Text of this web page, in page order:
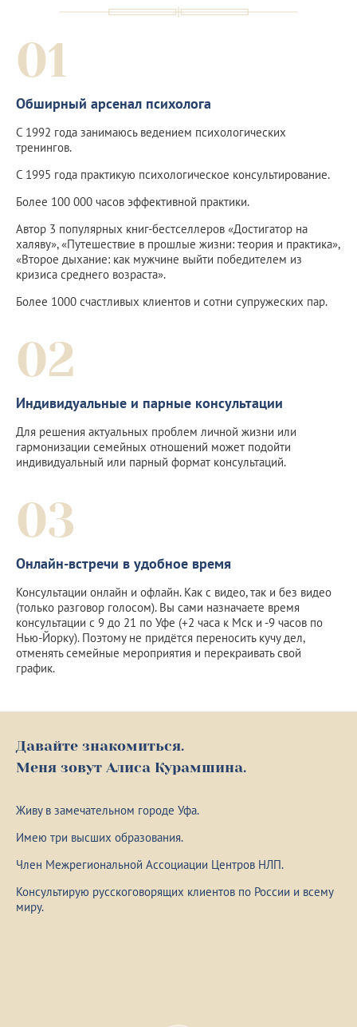
01
Обширный арсенал психолога
С 1992 года занимаюсь ведением психологических
тренингов.
С 1995 года практикую психологическое консультирование.
Более 100 000 часов эффективной практики.
Автор 3 популярных книг-бестселлеров «Достигатор на
халяву», «Путешествие в прошлые жизни: теория и практика»,
«Второе дыхание: как мужчине выйти победителем из
кризиса среднего возраста».
Более 1000 счастливых клиентов и сотни супружеских пар.
02
Индивидуальные и парные консультации
Для решения актуальных проблем личной жизни или
гармонизации семейных отношений может подойти
индивидуальный или парный формат консультаций.
03
Онлайн-встречи в удобное время
Консультации онлайн и офлайн. Как с видео, так и без видео
(только разговор голосом). Вы сами назначаете время
консультации с 9 до 21 по Уфе (+2 часа к Мск и -9 часов по
Нью-Йорку). Поэтому не придётся переносить кучу дел,
отменять семейные мероприятия и перекраивать свой
график.
Давайте знакомиться.
Меня зовут Алиса Курамшина.
Живу в замечательном городе Уфа.
Имею три высших образования.
Член Межрегиональной Ассоциации Центров НЛП.
Консультирую русскоговорящих клиентов по России и всему
миру.